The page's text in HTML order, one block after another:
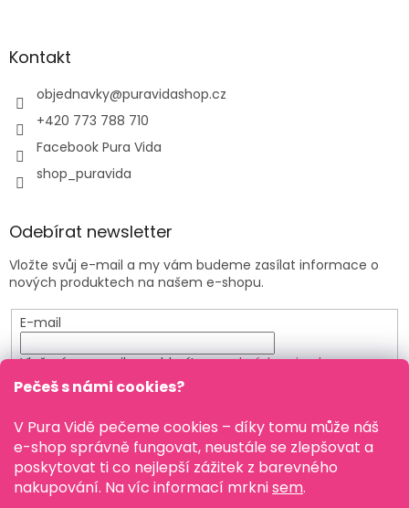
Pečeš s námi cookies?
V Pura Vidě pečeme cookies – díky tomu může náš
e-shop správně fungovat, neustále se zlepšovat a
poskytovat ti co nejlepší zážitek z barevného
nakupování. Na víc informací mrknisem.
Kontakt
objednavky@puravidashop.cz
+420 773 788 710
Facebook Pura Vida
shop_puravida
Odebírat newsletter
Vložte svůj e-mail a my vám budeme zasílat informace o
nových produktech na našem e-shopu.
E-mail
Vložením e-mailu souhlasíte spodmínkami ochrany
osobních údajů
PŘIHLÁSIT SE